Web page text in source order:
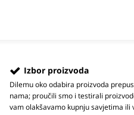
Izbor proizvoda
Dilemu oko odabira proizvoda
nama; proučili smo i testirali
vam olakšavamo kupnju savjetima ili